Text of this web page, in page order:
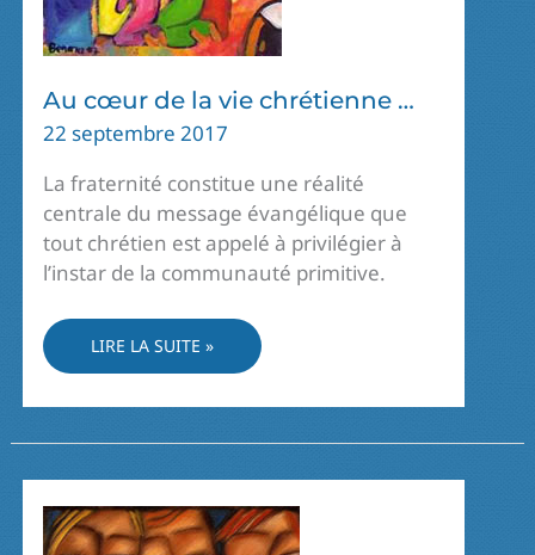
Au cœur de la vie chrétienne …
22 septembre 2017
La fraternité constitue une réalité
centrale du message évangélique que
tout chrétien est appelé à privilégier à
l’instar de la communauté primitive.
AU
CŒUR
DE
…
LIRE LA SUITE »